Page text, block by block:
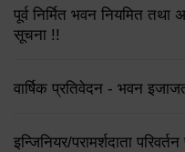
पूर्व निर्मित भवन नियमित तथा
सूचना !!
वार्षिक प्रतिवेदन - भवन
इन्जिनियर/परामर्शदाता